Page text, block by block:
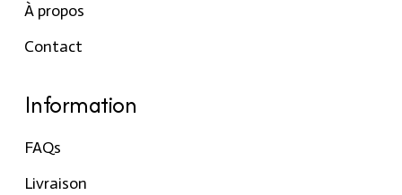
À propos
Contact
Information
FAQs
Livraison